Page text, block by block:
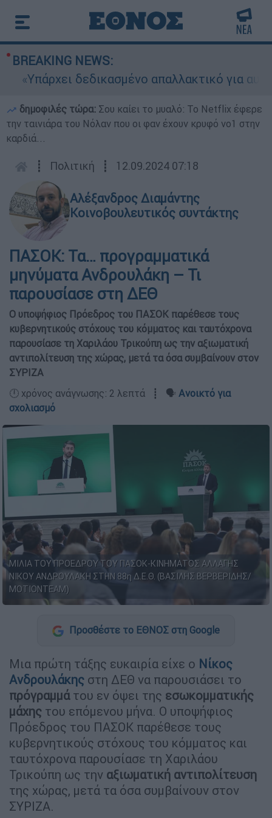
BREAKING NEWS:
δεδικασμένο απαλλακτικό για
δημοφιλές τώρα: Σου καίει το μυαλό: Το Netflix έφερε
την ταινιάρα του Νόλαν που οι φαν έχουν κρυφό νο1 στην
καρδιά...
┋ Πολιτική ┋ 12.09.2024 07:18
Αλέξανδρος Διαμάντης
Κοινοβουλευτικός συντάκτης
ΠΑΣΟΚ: Τα… προγραμματικά
μηνύματα Ανδρουλάκη – Τι
παρουσίασε στη ΔΕΘ
Ο υποψήφιος Πρόεδρος του ΠΑΣΟΚ παρέθεσε τους
κυβερνητικούς στόχους του κόμματος και ταυτόχρονα
παρουσίασε τη Χαριλάου Τρικούπη ως την αξιωματική
αντιπολίτευση της χώρας, μετά τα όσα συμβαίνουν στον
ΣΥΡΙΖΑ
🕛 χρόνος ανάγνωσης: 2 λεπτά ┋ 🗣️ Ανοικτό για
σχολιασμό
ΜΙΛΙΑ ΤΟΥ ΠΡΟΕΔΡΟΥ ΤΟΥ ΠΑΣΟΚ-ΚΙΝΗΜΑΤΟΣ ΑΛΛΑΓΗΣ
ΝΙΚΟΥ ΑΝΔΡΟΥΛΑΚΗ ΣΤΗΝ 88η Δ.Ε.Θ. (ΒΑΣΙΛΗΣ ΒΕΡΒΕΡΙΔΗΣ/
ΜΟΤΙΟΝΤΕΑΜ)
Προσθέστε το ΕΘΝΟΣ στη Google
Μια πρώτη τάξης ευκαιρία είχε ο Νίκος
Ανδρουλάκης στη ΔΕΘ να παρουσιάσει το
πρόγραμμάτου εν όψει της εσωκομματικής
μάχης του επόμενου μήνα. Ο υποψήφιος
Πρόεδρος του ΠΑΣΟΚ παρέθεσε τους
κυβερνητικούς στόχους του κόμματος και
ταυτόχρονα παρουσίασε τη Χαριλάου
Τρικούπη ως την αξιωματική αντιπολίτευση
της χώρας, μετά τα όσα συμβαίνουν στον
ΣΥΡΙΖΑ.